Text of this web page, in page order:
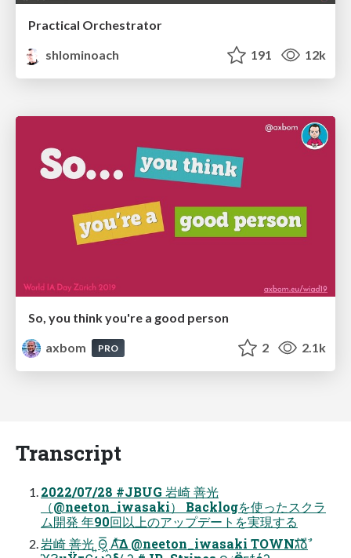
Practical Orchestrator
shlominoach
191 12k
So, you think you're a good person
axbom
PRO 2 2.1k
Transcript
2022/07/28 #JBUG 岩崎 善光
（@neeton_iwasaki） Backlogを使ったスクラ
ム開発 年90回以上のアップデートを実現する
岩崎 善光 ͍Θ͖͞ Αͯ͠Δ @neeton_iwasaki TOWNגࣜձࣾ